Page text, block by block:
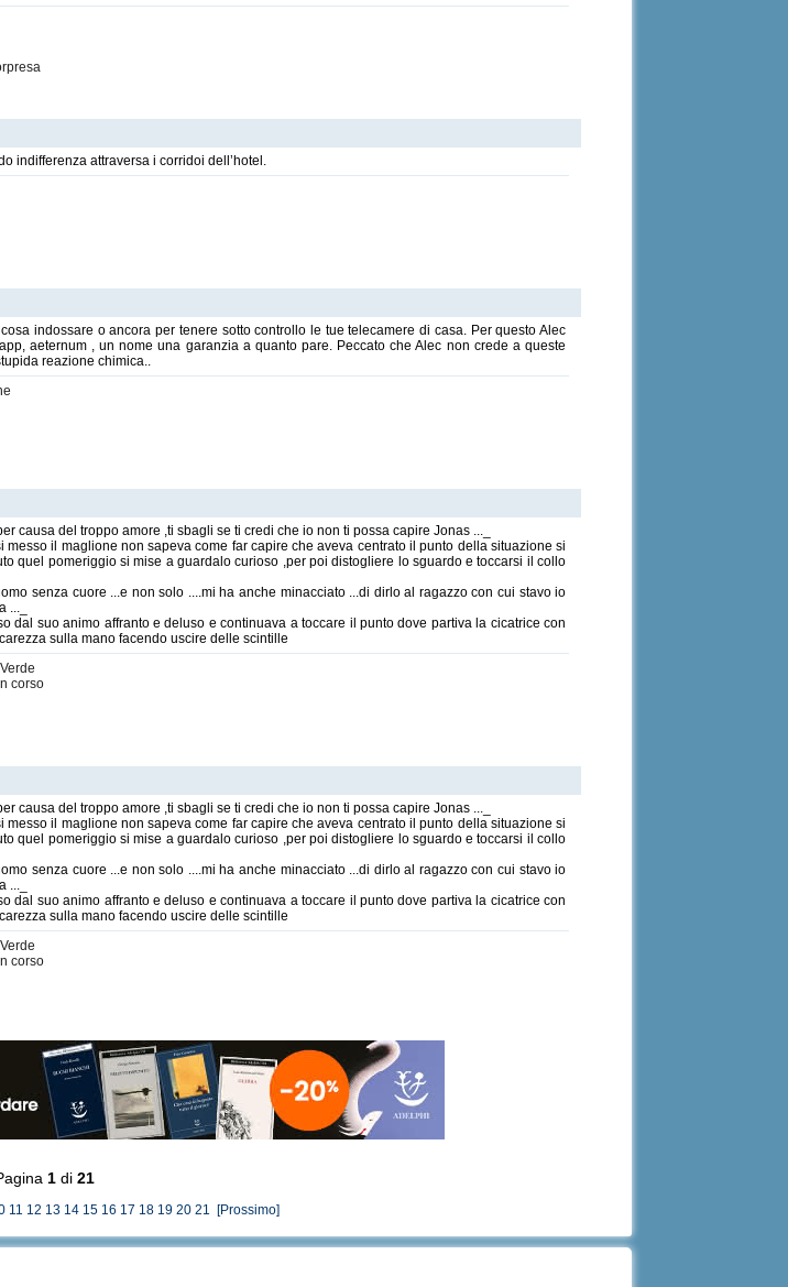
indifferenza attraversa i corridoi dell’hotel.
indossare o ancora per tenere sotto controllo le tue telecamere di casa. Per questo Alec
aeternum , un nome una garanzia a quanto pare. Peccato che Alec non crede a queste
reazione chimica..
causa del troppo amore ,ti sbagli se ti credi che io non ti possa capire Jonas ..._
il maglione non sapeva come far capire che aveva centrato il punto della situazione si
quel pomeriggio si mise a guardalo curioso ,per poi distogliere lo sguardo e toccarsi il collo
senza cuore ...e non solo ....mi ha anche minacciato ...di dirlo al ragazzo con cui stavo io
suo animo affranto e deluso e continuava a toccare il punto dove partiva la cicatrice con
sulla mano facendo uscire delle scintille
corso
causa del troppo amore ,ti sbagli se ti credi che io non ti possa capire Jonas ..._
il maglione non sapeva come far capire che aveva centrato il punto della situazione si
quel pomeriggio si mise a guardalo curioso ,per poi distogliere lo sguardo e toccarsi il collo
senza cuore ...e non solo ....mi ha anche minacciato ...di dirlo al ragazzo con cui stavo io
suo animo affranto e deluso e continuava a toccare il punto dove partiva la cicatrice con
sulla mano facendo uscire delle scintille
corso
1di 21
11 12 13 14 15 16 17 18 19 20 21 [Prossimo]